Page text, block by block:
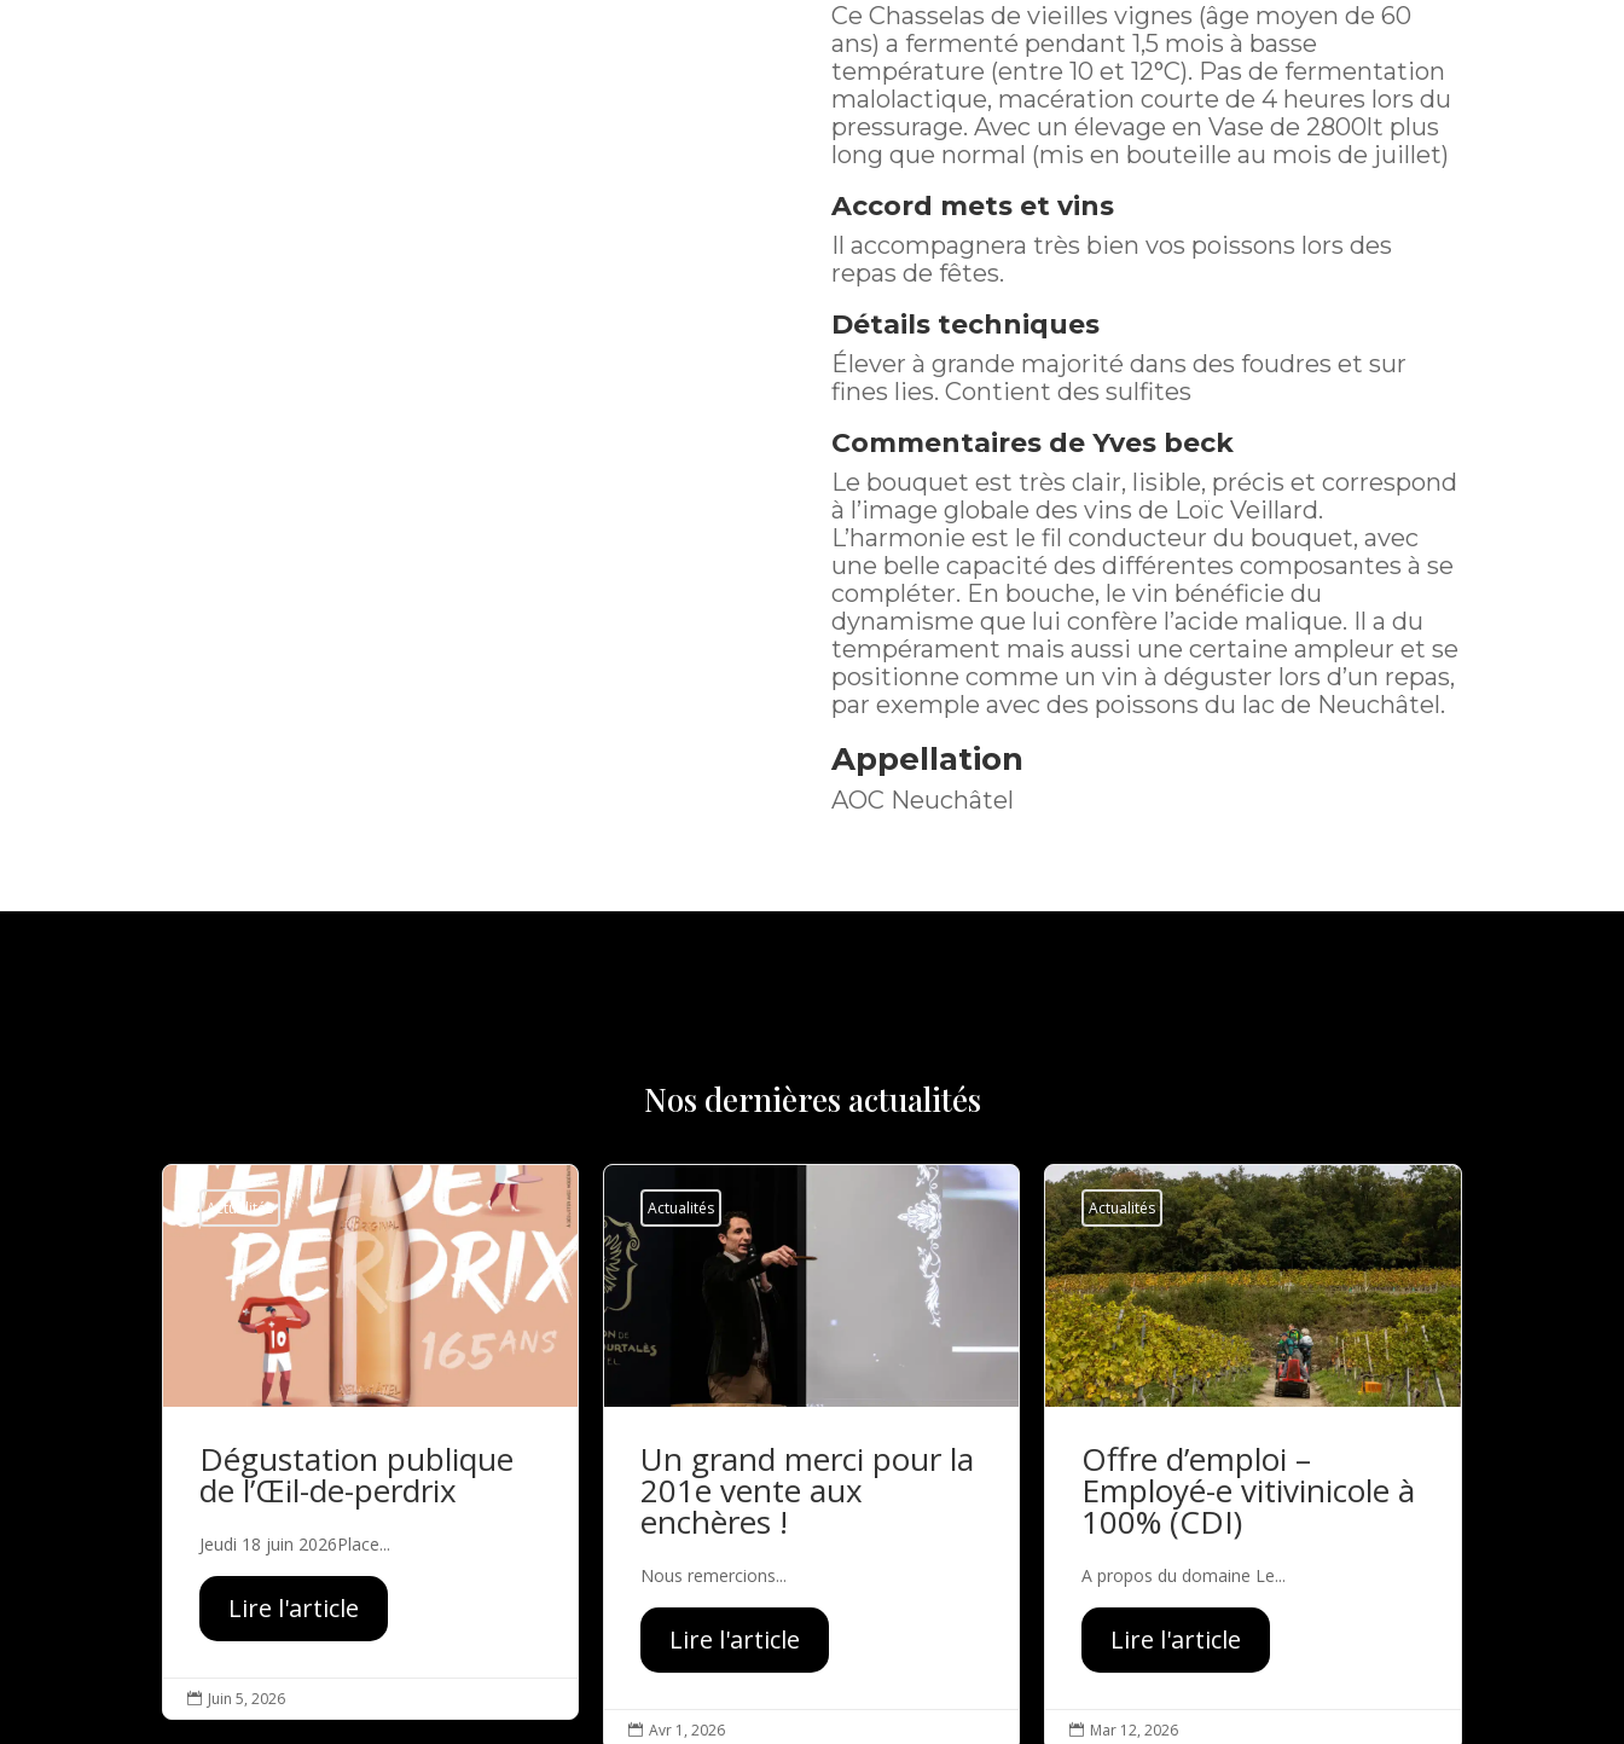
Ce Chasselas de vieilles vignes (âge moyen de 60
ans) a fermenté pendant 1,5 mois à basse
température (entre 10 et 12°C). Pas de fermentation
malolactique, macération courte de 4 heures lors du
pressurage. Avec un élevage en Vase de 2800lt plus
long que normal (mis en bouteille au mois de juillet)
Accord mets et vins
Il accompagnera très bien vos poissons lors des
repas de fêtes.
Détails techniques
Élever à grande majorité dans des foudres et sur
fines lies. Contient des sulfites
Commentaires deYves beck
Le bouquet est très clair, lisible, précis et correspond
à l’image globale des vins de Loïc Veillard.
L’harmonie est le fil conducteur du bouquet, avec
une belle capacité des différentes composantes à se
compléter. En bouche, le vin bénéficie du
dynamisme que lui confère l’acide malique. Il a du
tempérament mais aussi une certaine ampleur et se
positionne comme un vin à déguster lors d’un repas,
par exemple avec des poissons du lac de Neuchâtel.
Appellation
AOC Neuchâtel
Nos dernières actualités
Actualités
Dégustation publique
de l’Œil-de-perdrix
Jeudi 18 juin 2026Place...
Lire l'article
 Juin 5, 2026
Actualités
Un grand merci pour la
201e vente aux
enchères !
Nous remercions...
Lire l'article
 Avr 1, 2026
Actualités
Offre d’emploi –
Employé-e vitivinicole à
100% (CDI)
A propos du domaine Le...
Lire l'article
 Mar 12, 2026